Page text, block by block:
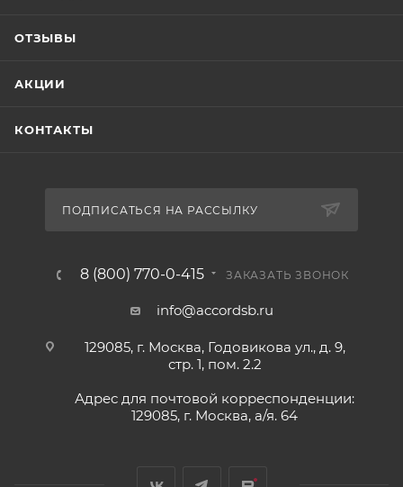
ОТЗЫВЫ
АКЦИИ
КОНТАКТЫ
ПОДПИСАТЬСЯ НА РАССЫЛКУ
8 (800) 770-0-415 ЗАКАЗАТЬ ЗВОНОК
info@accordsb.ru
129085, г. Москва, Годовикова ул., д. 9,
стр. 1, пом. 2.2
Адрес для почтовой корреспонденции:
129085, г. Москва, а/я. 64